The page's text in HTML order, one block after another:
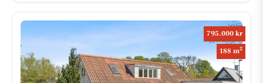
795.000 kr
188 m2